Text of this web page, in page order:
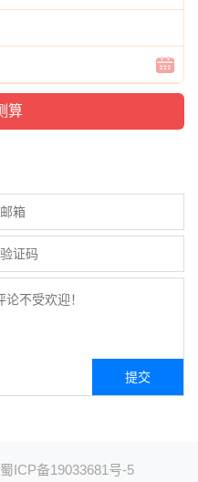
蜀ICP备19033681号-5